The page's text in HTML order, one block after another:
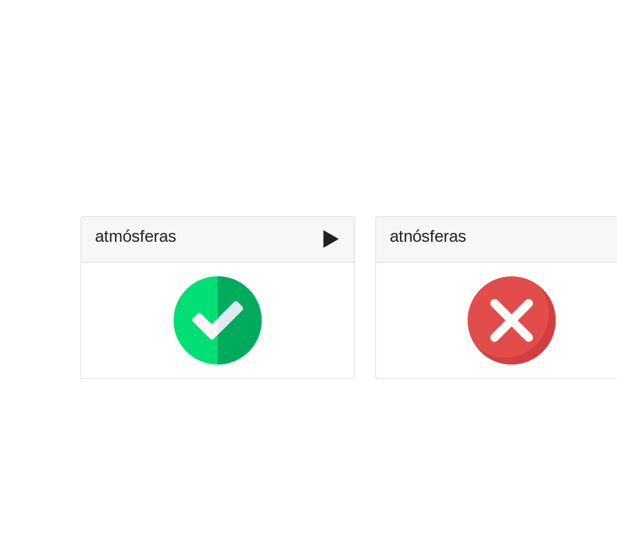
atmósferas ▶️ atnósferas